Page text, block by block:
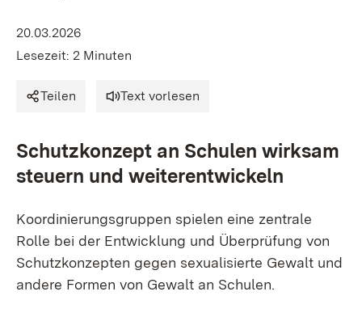
20.03.2026
Lesezeit: 2 Minuten
Teilen Text vorlesen
Schutzkonzept an Schulen wirksam
steuern und weiterentwickeln
Koordinierungsgruppen spielen eine zentrale
Rolle bei der Entwicklung und Überprüfung von
Schutzkonzepten gegen sexualisierte Gewalt und
andere Formen von Gewalt an Schulen.